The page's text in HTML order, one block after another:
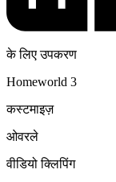
के लिए उपकरण
Homeworld 3
कस्टमाइज़
ओवरले
वीडियो क्लिपिंग